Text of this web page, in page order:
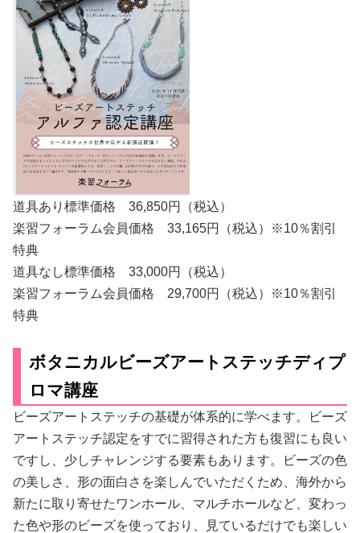
道具あり標準価格 36,850円（税込）
楽習フォーラム会員価格 33,165円（税込）※10％割引
特典
道具なし標準価格 33,000円（税込）
楽習フォーラム会員価格 29,700円（税込）※10％割引
特典
ボタニカルビーズアートステッチディプ
ロマ講座
ビーズアートステッチの基礎が体系的に学べます。ビーズ
アートステッチ認定をすでに習得された方も復習にも良い
ですし、少しチャレンジする要素もあります。ビーズの色
の美しさ、形の面白さを楽しんでいただくため、海外から
新たに取り寄せたワンホール、マルチホールなど、変わっ
た色や形のビーズを使っており、見ているだけでも楽しい